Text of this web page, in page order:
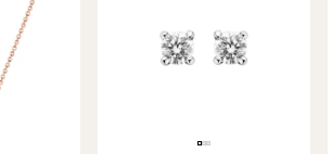
821 04 Bratislava
372
do 21:00
Eurovea, Bratislava
09 Bratislava